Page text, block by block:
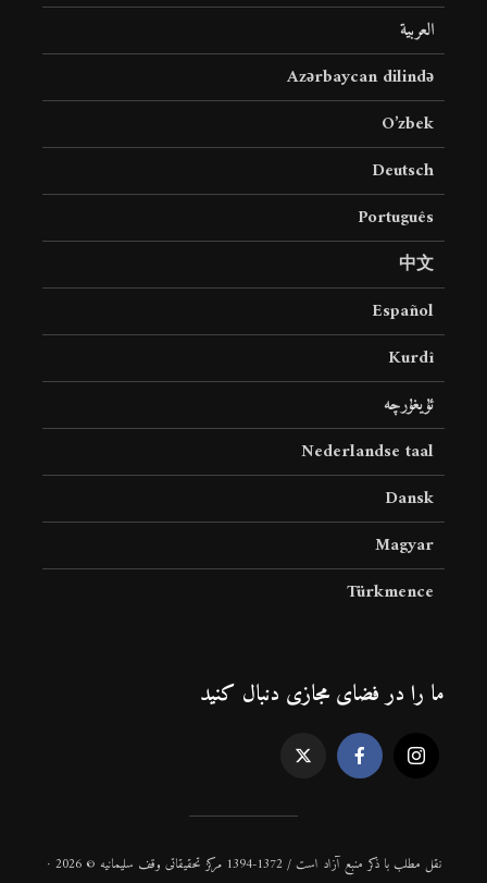
العربية
Azərbaycan dilində
O’zbek
Deutsch
Português
中文
Español
Kurdî
ئۇيغۇرچە
Nederlandse taal
Dansk
Magyar
Türkmence
ما را در فضای مجازی دنبال کنید
نقل مطلب با ذكر منبع آزاد است / 1372-1394 مركز تحقیقاتی وقف سلیمانیه © 2026 ·